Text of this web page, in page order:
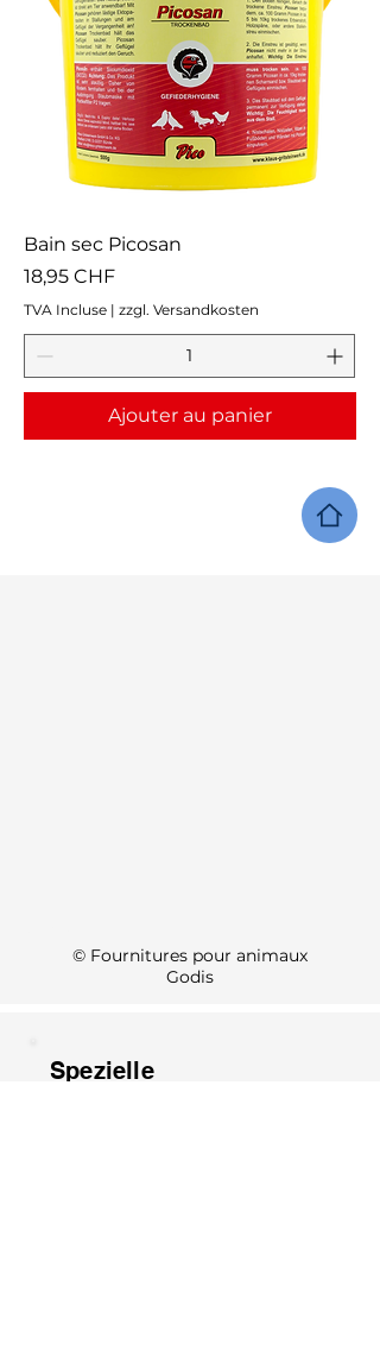
Bain sec Picosan
Prix
18,95 CHF
TVA Incluse | zzgl. Versandkosten
Ajouter au panier
© Fournitures pour animaux
Godis
Spezielle